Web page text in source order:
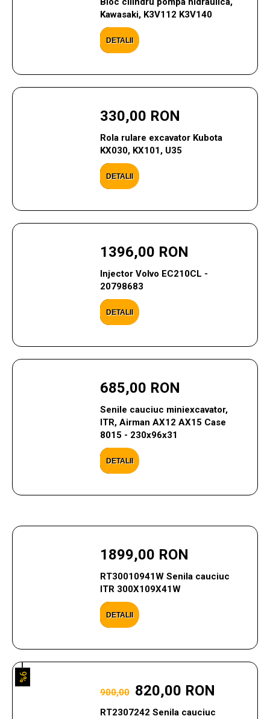
Kawasaki, K3V112 K3V140
DETALII
330,00 RON
Rola rulare excavator Kubota
KX030, KX101, U35
DETALII
1396,00 RON
Injector Volvo EC210CL -
20798683
DETALII
685,00 RON
Senile cauciuc miniexcavator,
ITR, Airman AX12 AX15 Case
8015 - 230x96x31
DETALII
1899,00 RON
RT30010941W Senila cauciuc
ITR 300X109X41W
DETALII
900,00 820,00 RON
RT2307242 Senila cauciuc
9%